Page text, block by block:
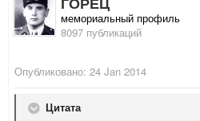
мемориальный профиль
8097 публикаций
Опубликовано: 24 Jan 2014
Цитата